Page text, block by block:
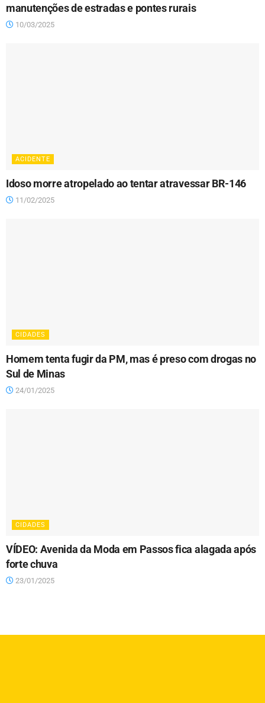
manutenções de estradas e pontes rurais
10/03/2025
ACIDENTE
Idoso morre atropelado ao tentar atravessar BR-146
11/02/2025
CIDADES
Homem tenta fugir da PM, mas é preso com drogas no
Sul de Minas
24/01/2025
CIDADES
VÍDEO: Avenida da Moda em Passos fica alagada após
forte chuva
23/01/2025